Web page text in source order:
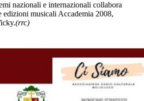
nazionali e internazionali collabora
edizioni musicali Accademia 2008,
(rrc)